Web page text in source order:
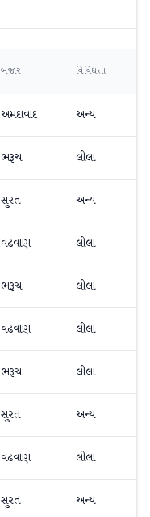
બજાર વિવિધતા
અમદાવાદ અન્ય
ભરૂચ લીલા
સુરત અન્ય
વઢવાણ લીલા
ભરૂચ લીલા
વઢવાણ લીલા
ભરૂચ લીલા
સુરત અન્ય
વઢવાણ લીલા
સુરત અન્ય